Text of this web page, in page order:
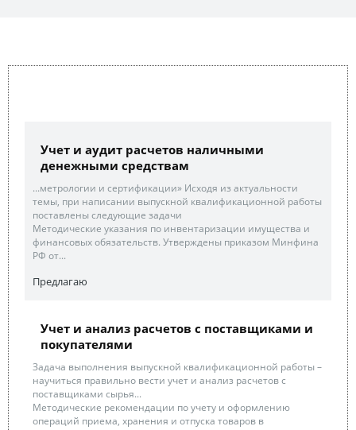
Учет и аудит расчетов наличными
денежными средствам
...метрологии и сертификации» Исходя из актуальности
темы, при написании выпускной квалификационной работы
поставлены следующие задачи
Методические указания по инвентаризации имущества и
финансовых обязательств. Утверждены приказом Минфина
РФ от...
Предлагаю
Учет и анализ расчетов с поставщиками и
покупателями
Задача выполнения выпускной квалификационной работы –
научиться правильно вести учет и анализ расчетов с
поставщиками сырья...
Методические рекомендации по учету и оформлению
операций приема, хранения и отпуска товаров в